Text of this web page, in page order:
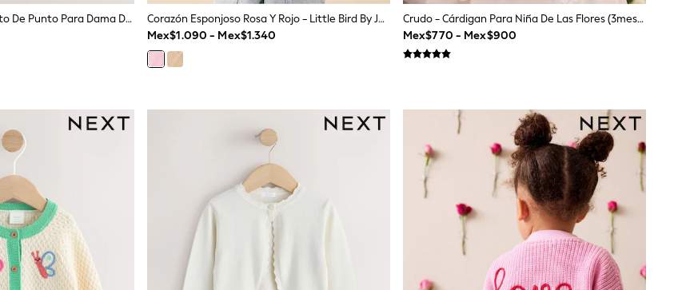
Blanco - Cárdigan Corto De Punto Para Dama De Honor (3meses-16años)
Corazón Esponjoso Rosa Y Rojo - Little Bird By Jools Oliver Cardigan
Mex$1.090 - Mex$1.340
Crudo - Cárdigan Para Niña De Las Flores (3meses-7años)
Mex$770 - Mex$900